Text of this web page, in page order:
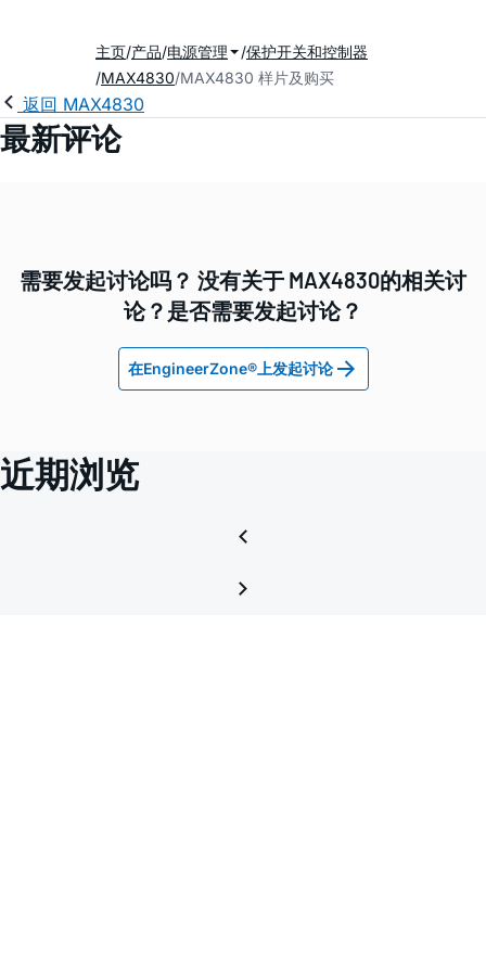
主页 产品 电源管理
保护开关和控制器
MAX4830 MAX4830 样片及购买
返回 MAX4830
最新评论
需要发起讨论吗？ 没有关于 MAX4830的相关讨
论？是否需要发起讨论？
在EngineerZone®上发起讨论
近期浏览